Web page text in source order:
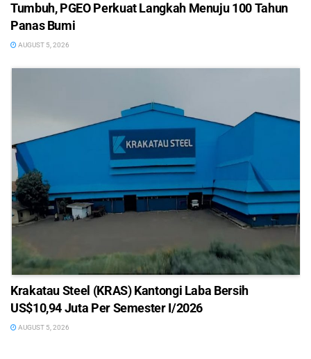
Tumbuh, PGEO Perkuat Langkah Menuju 100 Tahun
Panas Bumi
AUGUST 5, 2026
Krakatau Steel (KRAS) Kantongi Laba Bersih
US$10,94 Juta Per Semester I/2026
AUGUST 5, 2026